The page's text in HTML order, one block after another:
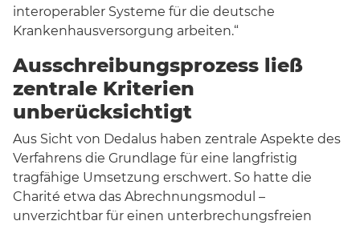
interoperabler Systeme für die deutsche
Krankenhausversorgung arbeiten.“
Ausschreibungsprozess ließ
zentrale Kriterien
unberücksichtigt
Aus Sicht von Dedalus haben zentrale Aspekte des
Verfahrens die Grundlage für eine langfristig
tragfähige Umsetzung erschwert. So hatte die
Charité etwa das Abrechnungsmodul –
unverzichtbar für einen unterbrechungsfreien